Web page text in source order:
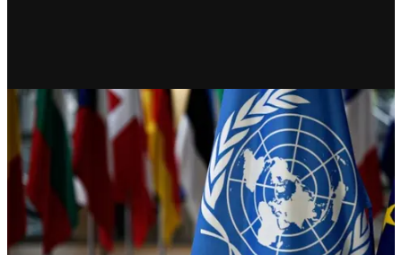
RECIENTE
De Davos a la Junta de Paz:
Trump y el nuevo orden
mundial sin la ONU al centro